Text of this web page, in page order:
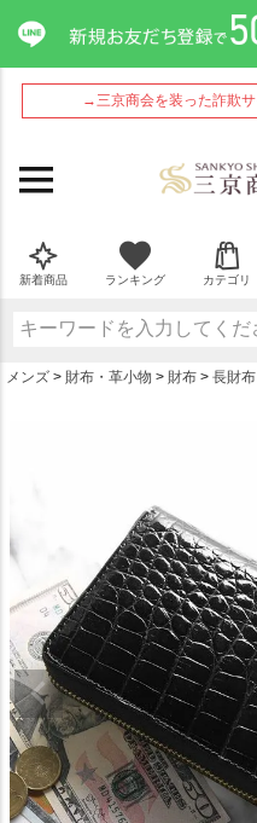
→三京商会を装った詐欺
新着商品 ランキング カテゴリ
メンズ 財布・革小物 財布 長財布